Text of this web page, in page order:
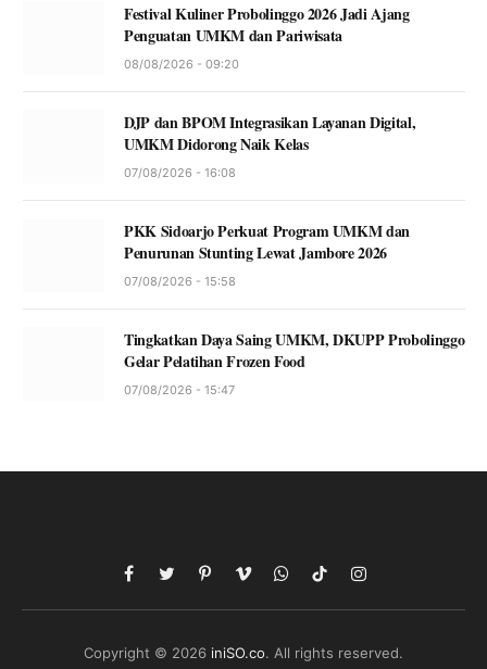
Festival Kuliner Probolinggo 2026 Jadi Ajang
Penguatan UMKM dan Pariwisata
08/08/2026 - 09:20
DJP dan BPOM Integrasikan Layanan Digital,
UMKM Didorong Naik Kelas
07/08/2026 - 16:08
PKK Sidoarjo Perkuat Program UMKM dan
Penurunan Stunting Lewat Jambore 2026
07/08/2026 - 15:58
Tingkatkan Daya Saing UMKM, DKUPP Probolinggo
Gelar Pelatihan Frozen Food
07/08/2026 - 15:47
Facebook
TwitterPinterestVimeoWhatsApp
TikTokInstagram
Copyright © 2026 iniSO.co. All rights reserved.